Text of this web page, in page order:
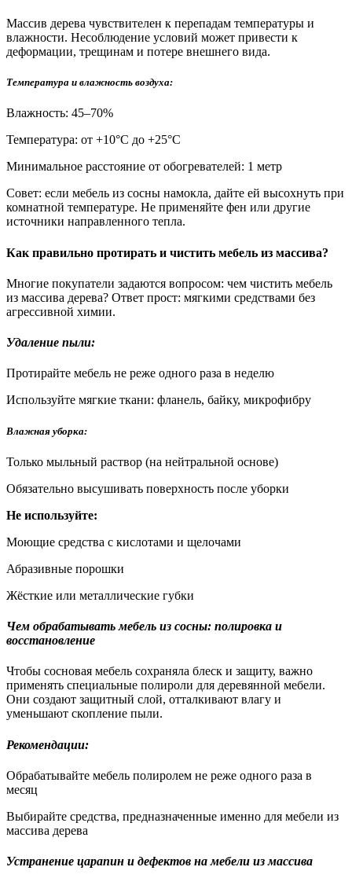
Массив дерева чувствителен к перепадам температуры и
влажности. Несоблюдение условий может привести к
деформации, трещинам и потере внешнего вида.
Температура и влажность воздуха:
Влажность: 45–70%
Температура: от +10°С до +25°С
Минимальное расстояние от обогревателей: 1 метр
Совет: если мебель из сосны намокла, дайте ей высохнуть при
комнатной температуре. Не применяйте фен или другие
источники направленного тепла.
Как правильно протирать и чистить мебель из массива?
Многие покупатели задаются вопросом: чем чистить мебель
из массива дерева? Ответ прост: мягкими средствами без
агрессивной химии.
Удаление пыли:
Протирайте мебель не реже одного раза в неделю
Используйте мягкие ткани: фланель, байку, микрофибру
Влажная уборка:
Только мыльный раствор (на нейтральной основе)
Обязательно высушивать поверхность после уборки
Не используйте:
Моющие средства с кислотами и щелочами
Абразивные порошки
Жёсткие или металлические губки
Чем обрабатывать мебель из сосны: полировка и
восстановление
Чтобы сосновая мебель сохраняла блеск и защиту, важно
применять специальные полироли для деревянной мебели.
Они создают защитный слой, отталкивают влагу и
уменьшают скопление пыли.
Рекомендации:
Обрабатывайте мебель полиролем не реже одного раза в
месяц
Выбирайте средства, предназначенные именно для мебели из
массива дерева
Устранение царапин и дефектов на мебели из массива